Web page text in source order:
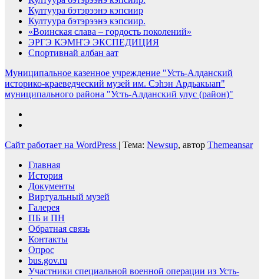
Култуура бэтэрээнэ кэпсиир
Култуура бэтэрээнэ кэпсиир.
«Воинская слава – гордость поколений»
ЭРГЭ КЭМҤЭ ЭКСПЕДИЦИЯ
Спортивнай албан аат
Муниципальное казенное учреждение "Усть-Алданский
историко-краеведческий музей им. Сэһэн Ардьакыап"
муниципального района "Усть-Алданский улус (район)"
Сайт работает на WordPress | Тема: Newsup, автор Themeansar
Главная
История
Документы
Виртуальный музей
Галерея
ПБ и ПН
Обратная связь
Контакты
Опрос
bus.gov.ru
Участники специальной военной операции из Усть-